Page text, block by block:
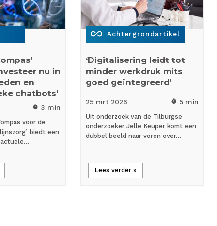
nu in
en
chatbots'
timer 3 min
voor de
biedt een
all_inclusive Achtergrondartikel
‘Digitalisering leidt tot
minder werkdruk mits
goed geïntegreerd’
25 mrt 2026 timer 5 min
Uit onderzoek van de Tilburgse
onderzoeker Jelle Keuper komt een
dubbel beeld naar voren over…
Lees verder »